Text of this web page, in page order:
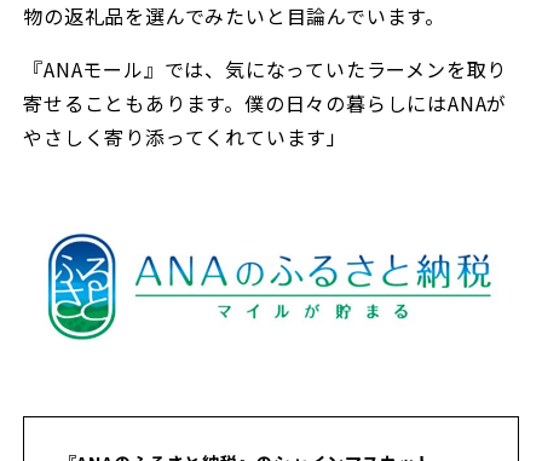
物の返礼品を選んでみたいと目論んでいます。
『ANAモール』では、気になっていたラーメンを取り
寄せることもあります。僕の日々の暮らしにはANAが
やさしく寄り添ってくれています」